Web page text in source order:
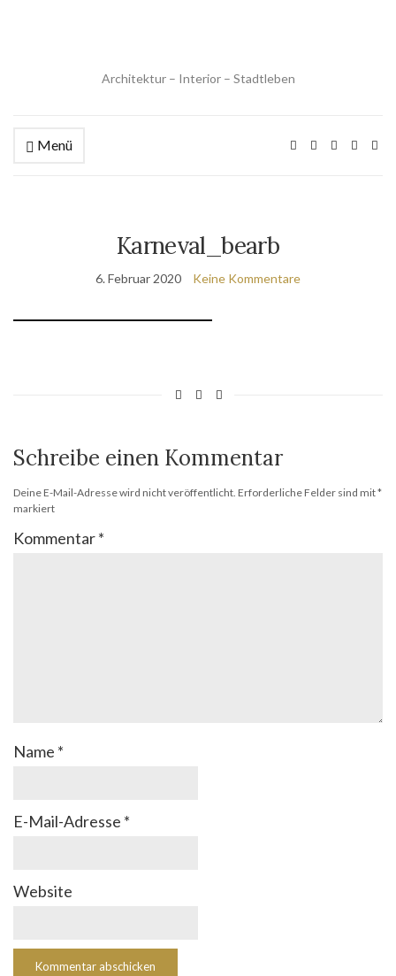
Architektur – Interior – Stadtleben
Menü
Karneval_bearb
6. Februar 2020 Keine Kommentare
Schreibe einen Kommentar
Deine E-Mail-Adresse wird nicht veröffentlicht. Erforderliche Felder sind mit*
markiert
Kommentar*
Name *
E-Mail-Adresse *
Website